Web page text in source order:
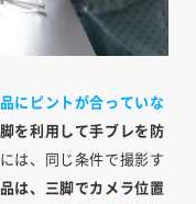
にピントが合っていな
を利用して手ブレを防
は、同じ条件で撮影す
は、三脚でカメラ位置